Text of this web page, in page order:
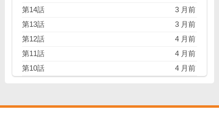
第14話
3 月前
第13話
3 月前
第12話
4 月前
第11話
4 月前
第10話
4 月前